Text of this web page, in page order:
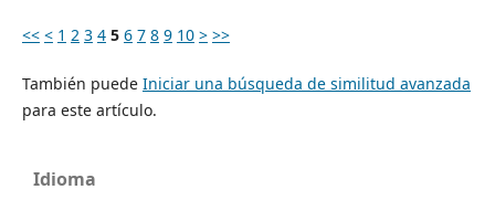
<< < 1 2 3 4 5 6 7 8 9 10 > >>
También puede Iniciar una búsqueda de similitud avanzada
para este artículo.
Idioma